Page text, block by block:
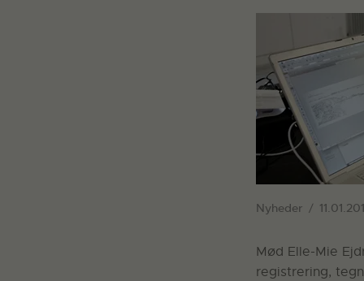
Nyheder
Mød Elle-Mie
registrering,